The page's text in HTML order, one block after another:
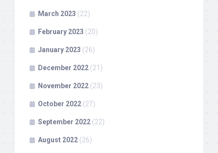
March 2023 (22)
February 2023 (20)
January 2023 (26)
December 2022 (21)
November 2022 (23)
October 2022 (27)
September 2022 (22)
August 2022 (26)